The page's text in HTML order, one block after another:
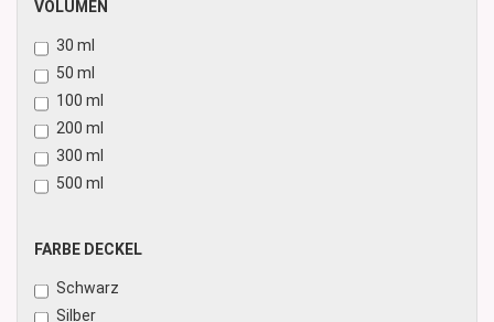
VOLUMEN
VOLUMEN
30 ml
50 ml
100 ml
200 ml
300 ml
500 ml
FARBE
FARBE DECKEL
Schwarz
Silber